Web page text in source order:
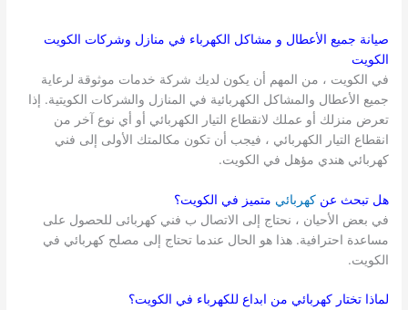
صيانة جميع الأعطال و مشاكل الكهرباء في منازل وشركات الكويت
الكويت
في الكويت ، من المهم أن يكون لديك شركة خدمات موثوقة لرعاية
جميع الأعطال والمشاكل الكهربائية في المنازل والشركات الكويتية. إذا
تعرض منزلك أو عملك لانقطاع التيار الكهربائي أو أي نوع آخر من
انقطاع التيار الكهربائي ، فيجب أن تكون مكالمتك الأولى إلى فني
كهربائي هندي مؤهل في الكويت.
هل تبحث عنكهربائي متميز في الكويت؟
في بعض الأحيان ، نحتاج إلى الاتصال ب فني كهربائى للحصول على
مساعدة احترافية. هذا هو الحال عندما تحتاج إلى مصلح كهربائي في
الكويت.
لماذا تختار كهربائي من ابداع للكهرباء في الكويت؟